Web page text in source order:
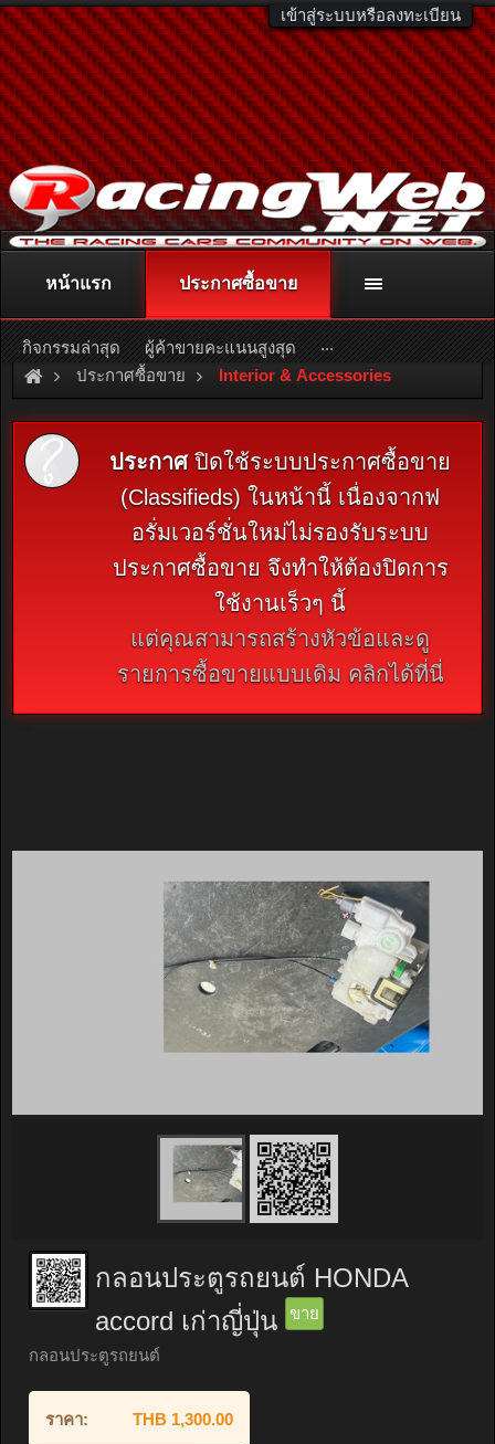
เข้าสู่ระบบหรือลงทะเบียน
ติดต่อลงโฆษณา racingweb@gmail.com
หรือโทร. 081-811-1138
หรืออ่านรายละเอียดเพิ่มเติม คลิกที่นี่
ประกาศซื้อขาย Interior & Accessories
ประกาศปิดใช้ระบบประกาศซื้อขาย
(Classifieds) ในหน้านี้ เนื่องจากฟ
อรั่มเวอร์ชั่นใหม่ไม่รองรับระบบ
ประกาศซื้อขาย จึงทำให้ต้องปิดการ
ใช้งานเร็วๆ นี้
แต่คุณสามารถสร้างหัวข้อและดู
รายการซื้อขายแบบเดิม คลิกได้ที่นี่
กลอนประตูรถยนต์ HONDA
accord เก่าญี่ปุ่น
ขาย
กลอนประตูรถยนต์
ราคา: THB 1,300.00
หน้าแรก ประกาศซื้อขาย
กิจกรรมล่าสุด ผู้ค้าขายคะแนนสูงสุด ...